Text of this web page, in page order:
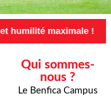
maximale !
Qui sommes-
nous ?
Le Benfica Campus